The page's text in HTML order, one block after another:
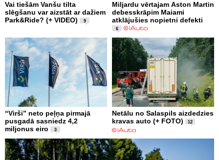
Vai tiešām Vanšu tilta
slēgšanu var aizstāt ar dažiem
Park&Ride? (+ VIDEO)
9
Miljardu vērtajam Aston Martin
debesskrāpim Maiami
atklājušies nopietni defekti
6
“Virši” neto peļņa pirmajā
pusgadā sasniedz 4,2
miljonus eiro
3
Netālu no Salaspils aizdedzies
kravas auto (+ FOTO)
12